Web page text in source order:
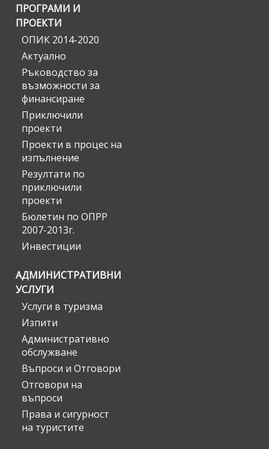
ПРОГРАМИ И
ПРОЕКТИ
ОПИК 2014-2020
Актуално
Ръководство за
възможности за
финансиране
Приключили
проекти
Проекти в процес на
изпълнение
Резултати по
приключили
проекти
Бюлетин по ОПРР
2007-2013г.
Инвестиции
АДМИНИСТРАТИВНИ
УСЛУГИ
Услуги в туризма
Изпити
Административно
обслужване
Въпроси и Отговори
Отговори на
въпроси
Права и сигурност
на туристите